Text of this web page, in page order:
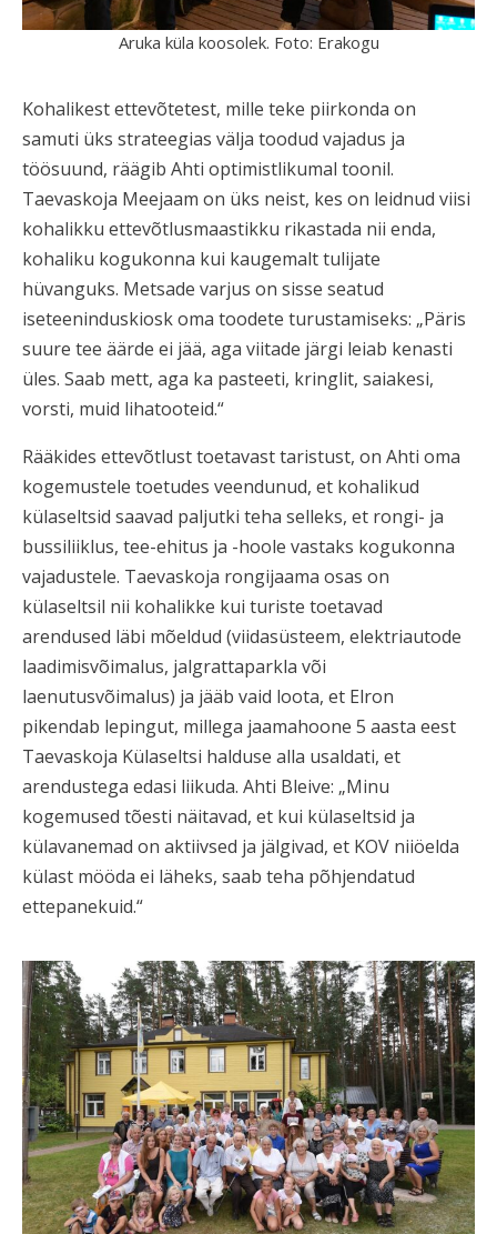
Aruka küla koosolek. Foto: Erakogu
Kohalikest ettevõtetest, mille teke piirkonda on
samuti üks strateegias välja toodud vajadus ja
töösuund, räägib Ahti optimistlikumal toonil.
Taevaskoja Meejaam on üks neist, kes on leidnud viisi
kohalikku ettevõtlusmaastikku rikastada nii enda,
kohaliku kogukonna kui kaugemalt tulijate
hüvanguks. Metsade varjus on sisse seatud
iseteeninduskiosk oma toodete turustamiseks: „Päris
suure tee äärde ei jää, aga viitade järgi leiab kenasti
üles. Saab mett, aga ka pasteeti, kringlit, saiakesi,
vorsti, muid lihatooteid.“
Rääkides ettevõtlust toetavast taristust, on Ahti oma
kogemustele toetudes veendunud, et kohalikud
külaseltsid saavad paljutki teha selleks, et rongi- ja
bussiliiklus, tee-ehitus ja -hoole vastaks kogukonna
vajadustele. Taevaskoja rongijaama osas on
külaseltsil nii kohalikke kui turiste toetavad
arendused läbi mõeldud (viidasüsteem, elektriautode
laadimisvõimalus, jalgrattaparkla või
laenutusvõimalus) ja jääb vaid loota, et Elron
pikendab lepingut, millega jaamahoone 5 aasta eest
Taevaskoja Külaseltsi halduse alla usaldati, et
arendustega edasi liikuda. Ahti Bleive: „Minu
kogemused tõesti näitavad, et kui külaseltsid ja
külavanemad on aktiivsed ja jälgivad, et KOV niiöelda
külast mööda ei läheks, saab teha põhjendatud
ettepanekuid.“